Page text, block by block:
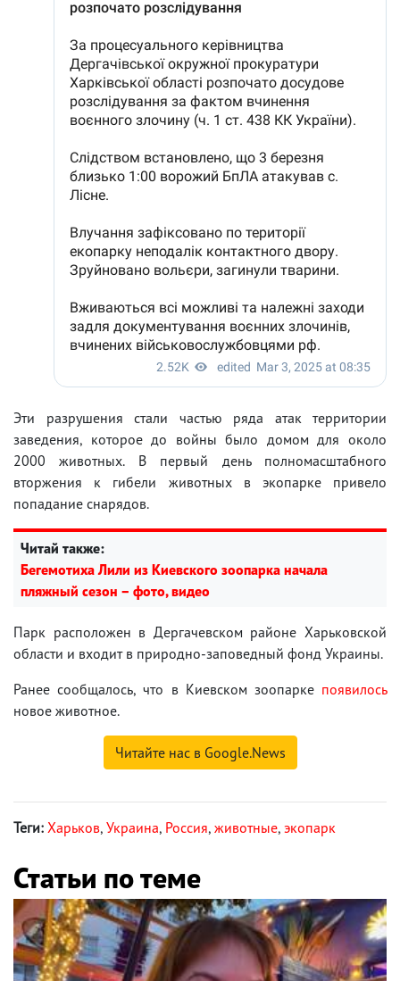
Эти разрушения стали частью ряда атак территории
заведения, которое до войны было домом для около
2000 животных. В первый день полномасштабного
вторжения к гибели животных в экопарке привело
попадание снарядов.
Читай также:
Бегемотиха Лили из Киевского зоопарка начала
пляжный сезон – фото, видео
Парк расположен в Дергачевском районе Харьковской
области и входит в природно-заповедный фонд Украины.
Ранее сообщалось, что в Киевском зоопарке появилось
новое животное.
Читайте нас в Google.News
Теги: Харьков, Украина, Россия, животные, экопарк
Статьи по теме